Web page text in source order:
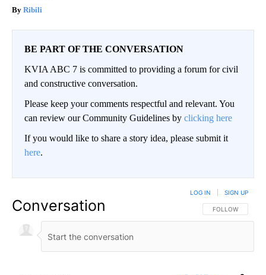
Ribili
BE PART OF THE CONVERSATION
KVIA ABC 7 is committed to providing a forum for civil
and constructive conversation.
Please keep your comments respectful and relevant. You
can review our Community Guidelines by clicking here
If you would like to share a story idea, please submit it
here.
Conversation FOLLOW THIS
FOLLOW
LOG IN SIGN UP